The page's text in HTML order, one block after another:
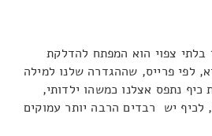
בלתי צפוי הוא המפתח להדלקת
לפי פרייס, שההגדרה שלנו למילה
כיף נתפס אצלנו כמשהו ילדותי,
לכיף יש רבדים הרבה יותר עמוקים